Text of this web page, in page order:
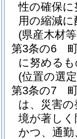
性の確保
用の縮減
(県産木材
第3条の6
に努める
(位置の選
第3条の7
は、災害
境が著し
かつ、通